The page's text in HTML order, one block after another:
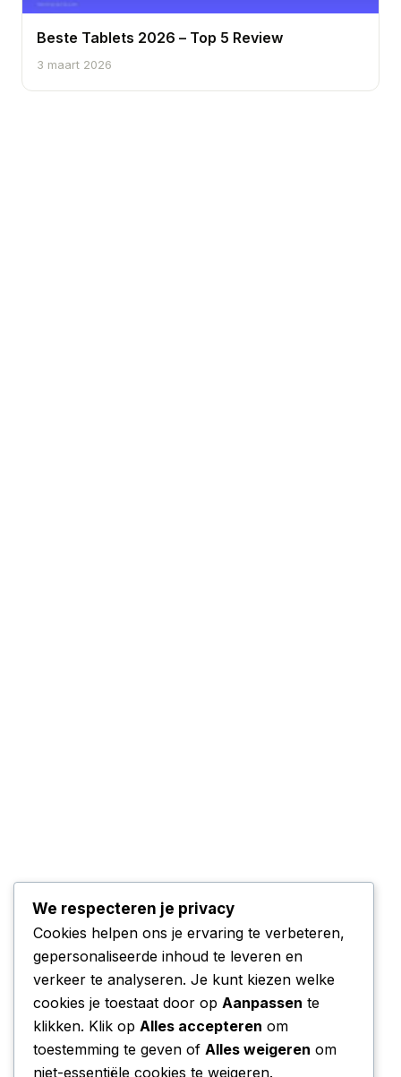
Beste Tablets 2026 – Top 5 Review
3 maart 2026
We respecteren je privacy
Cookies helpen ons je ervaring te verbeteren,
gepersonaliseerde inhoud te leveren en
verkeer te analyseren. Je kunt kiezen welke
cookies je toestaat door op Aanpassen te
klikken. Klik op Alles accepteren om
toestemming te geven of Alles weigeren om
niet-essentiële cookies te weigeren.